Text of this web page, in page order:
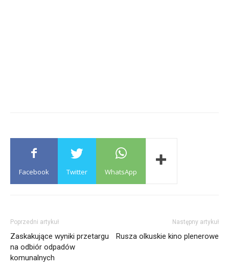
Facebook Twitter WhatsApp
Poprzedni artykuł
Zaskakujące wyniki przetargu
na odbiór odpadów
komunalnych
Następny artykuł
Rusza olkuskie kino plenerowe